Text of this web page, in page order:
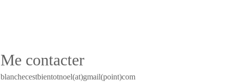
Me contacter
blanchecestbientotnoel(at)gmail(point)com